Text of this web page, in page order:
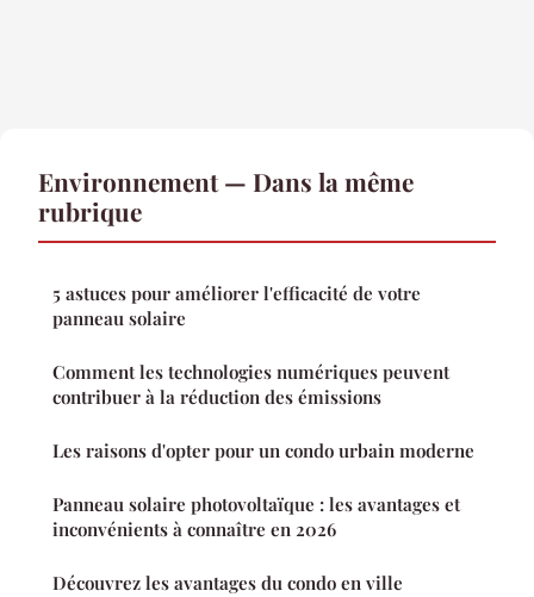
Environnement — Dans la même
rubrique
5 astuces pour améliorer l'efficacité de votre
panneau solaire
Comment les technologies numériques peuvent
contribuer à la réduction des émissions
Les raisons d'opter pour un condo urbain moderne
Panneau solaire photovoltaïque : les avantages et
inconvénients à connaître en 2026
Découvrez les avantages du condo en ville